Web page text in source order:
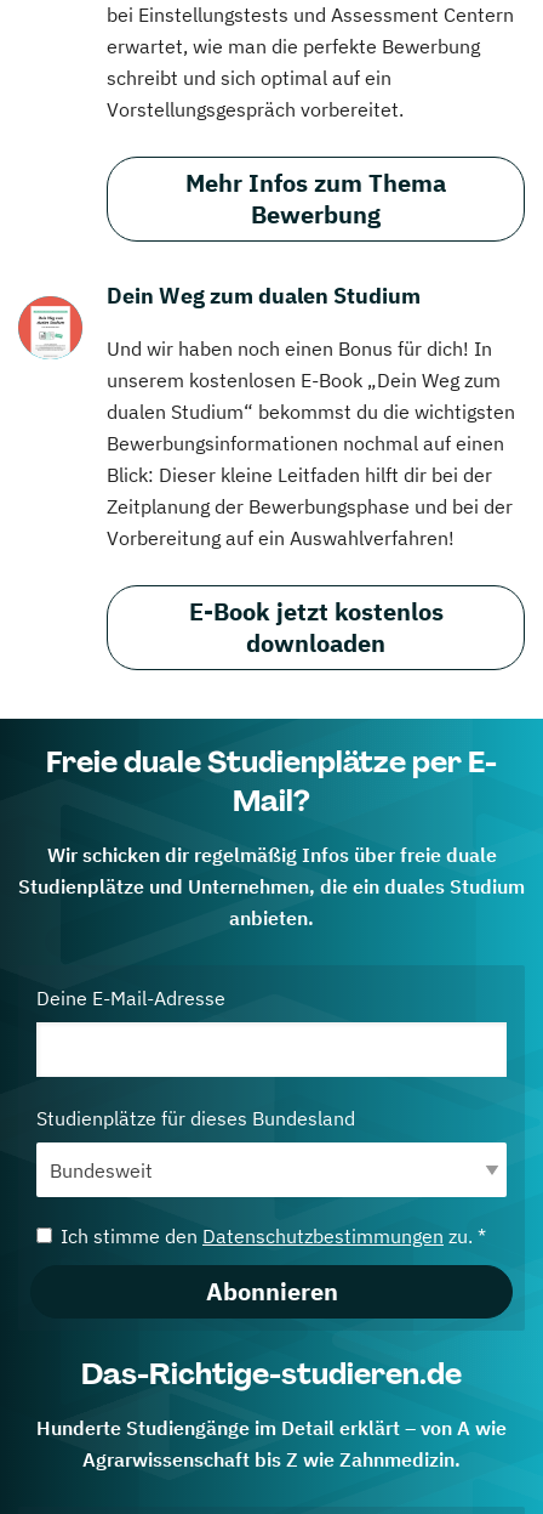
bei Einstellungstests und Assessment Centern
erwartet, wie man die perfekte Bewerbung
schreibt und sich optimal auf ein
Vorstellungsgespräch vorbereitet.
Mehr Infos zum Thema
Bewerbung
Dein Weg zum dualen Studium
Und wir haben noch einen Bonus für dich! In
unserem kostenlosen E-Book „Dein Weg zum
dualen Studium“ bekommst du die wichtigsten
Bewerbungsinformationen nochmal auf einen
Blick: Dieser kleine Leitfaden hilft dir bei der
Zeitplanung der Bewerbungsphase und bei der
Vorbereitung auf ein Auswahlverfahren!
E-Book jetzt kostenlos
downloaden
Freie duale Studienplätze per E-
Mail?
Wir schicken dir regelmäßig Infos über freie duale
Studienplätze und Unternehmen, die ein duales Studium
anbieten.
Deine E-Mail-Adresse
Studienplätze für dieses Bundesland
Ich stimme den Datenschutzbestimmungen zu. *
Abonnieren
Das-Richtige-studieren.de
Hunderte Studiengänge im Detail erklärt – von A wie
Agrarwissenschaft bis Z wie Zahnmedizin.